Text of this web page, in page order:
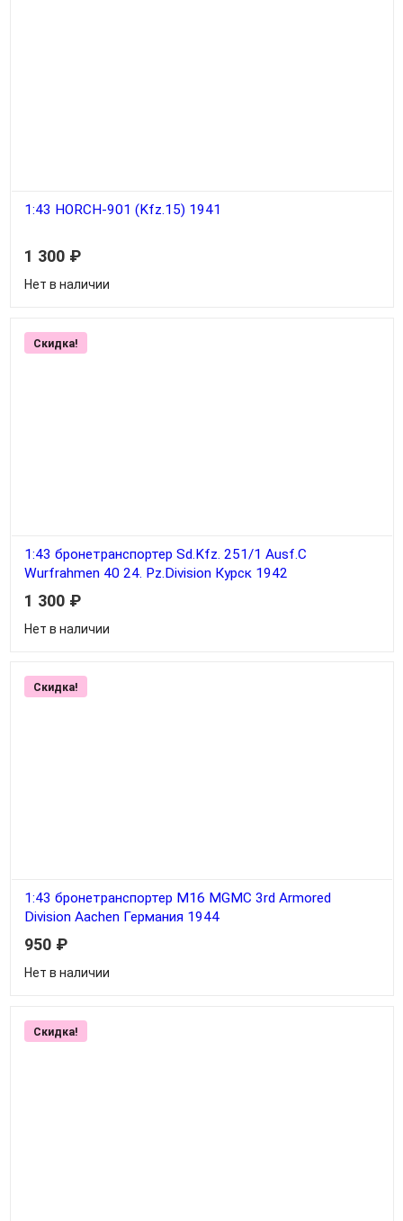
1:43 HORCH-901 (Kfz.15) 1941
1 300 ₽
Нет в наличии
Скидка!
1:43 бронетранспортер Sd.Kfz. 251/1 Ausf.C
Wurfrahmen 40 24. Pz.Division Курск 1942
1 300 ₽
Нет в наличии
Скидка!
1:43 бронетранспортер M16 MGMC 3rd Armored
Division Aachen Германия 1944
950 ₽
Нет в наличии
Скидка!